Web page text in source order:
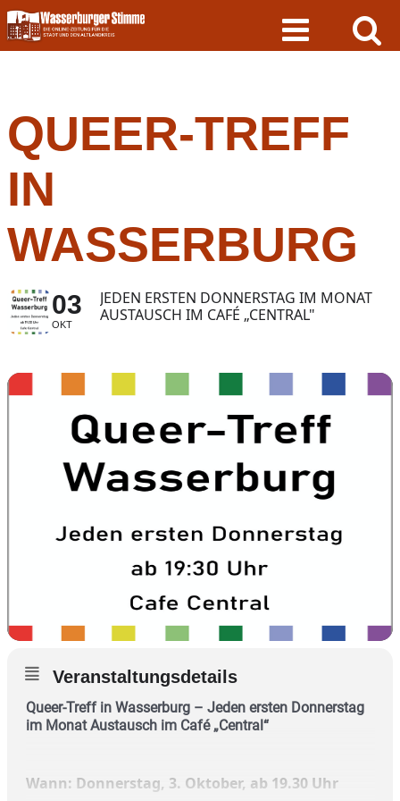
Skip
to
content
QUEER-TREFF
IN
WASSERBURG
03
OKT
JEDEN ERSTEN DONNERSTAG IM MONAT
AUSTAUSCH IM CAFÉ „CENTRAL"
Veranstaltungsdetails
Queer-Treff in Wasserburg – Jeden ersten Donnerstag
im Monat Austausch im Café „Central“
Wann: Donnerstag, 3. Oktober, ab 19.30 Uhr